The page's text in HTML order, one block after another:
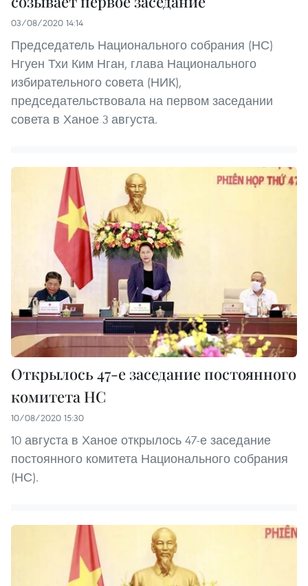
03/08/2020 14:14
Председатель Национального собрания (НС)
Нгуен Тхи Ким Нган, глава Национального
избирательного совета (НИК),
председательствовала на первом заседании
совета в Ханое 3 августа.
Открылось 47-е заседание постоянного
комитета НС
10/08/2020 15:30
10 августа в Ханое открылось 47-е заседание
постоянного комитета Национального собрания
(НС).